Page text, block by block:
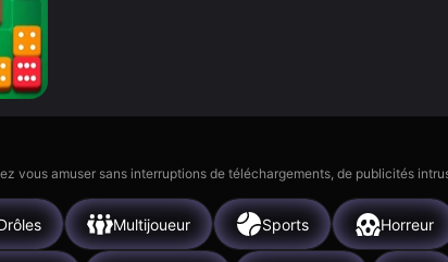
vous amuser sans interruptions de téléchargements, de publicités
Multijoueur Sports Horreur